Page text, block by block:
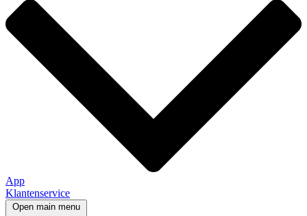
App
Klantenservice
Open main menu